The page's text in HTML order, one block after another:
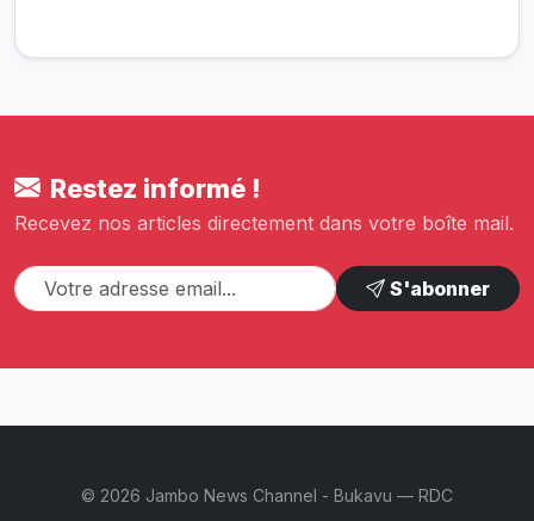
Restez informé !
Recevez nos articles directement dans votre boîte mail.
S'abonner
© 2026 Jambo News Channel - Bukavu — RDC